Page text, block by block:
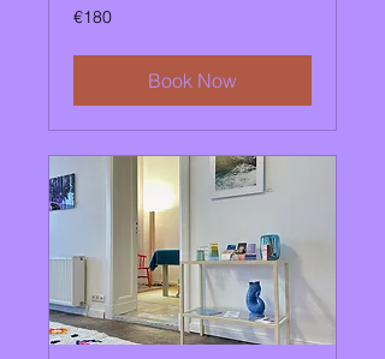
180
euros
€180
Book Now